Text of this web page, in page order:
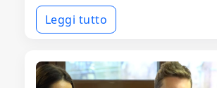
Leggi tutto